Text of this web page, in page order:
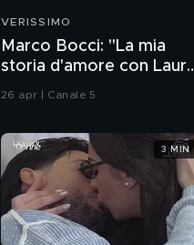
VERISSIMO
Marco Bocci: "La mia
storia d'amore con
Chiatti"
26 apr | Canale 5
3 MIN